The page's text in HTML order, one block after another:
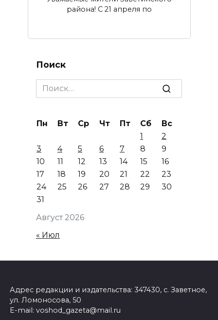
района! С 21 апреля по
Поиск
Search
for:
Август 2026
Пн Вт Ср Чт Пт Сб
Вс
1
2
3
4 5 6 7 8
9
10
11 12 13 14 15
16
17
18 19 20 21 22
23
24
25 26 27 28 29
30
31
« Июл
Адрес редакции и издательства: 347430, с. Заветное,
ул. Ломоносова, 50
E-mail: voshod_gazeta@mail.ru